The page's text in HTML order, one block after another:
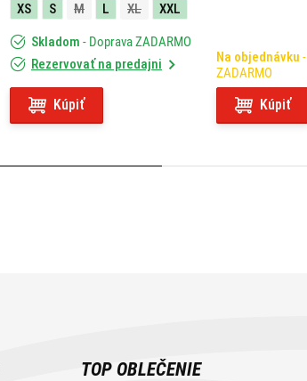
XS S M L XL XXL
Skladom - Doprava ZADARMO
Rezervovať na predajni
Kúpiť
Na objednávku
ZADARMO
Kúpiť
TOP OBLEČENIE